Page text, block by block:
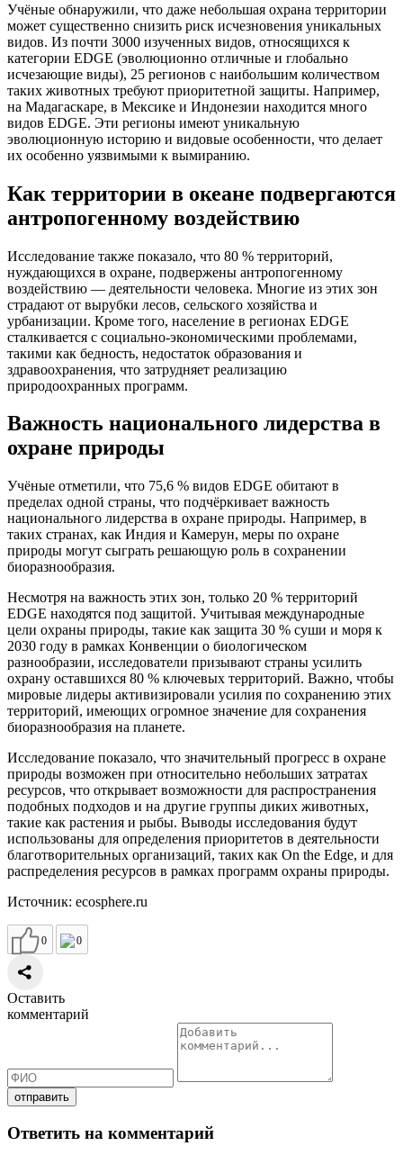
Учёные обнаружили, что даже небольшая охрана территории
может существенно снизить риск исчезновения уникальных
видов. Из почти 3000 изученных видов, относящихся к
категории EDGE (эволюционно отличные и глобально
исчезающие виды), 25 регионов с наибольшим количеством
таких животных требуют приоритетной защиты. Например,
на Мадагаскаре, в Мексике и Индонезии находится много
видов EDGE. Эти регионы имеют уникальную
эволюционную историю и видовые особенности, что делает
их особенно уязвимыми к вымиранию.
Как территории в океане подвергаются
антропогенному воздействию
Исследование также показало, что 80 % территорий,
нуждающихся в охране, подвержены антропогенному
воздействию — деятельности человека. Многие из этих зон
страдают от вырубки лесов, сельского хозяйства и
урбанизации. Кроме того, население в регионах EDGE
сталкивается с социально-экономическими проблемами,
такими как бедность, недостаток образования и
здравоохранения, что затрудняет реализацию
природоохранных программ.
Важность национального лидерства в
охране природы
Учёные отметили, что 75,6 % видов EDGE обитают в
пределах одной страны, что подчёркивает важность
национального лидерства в охране природы. Например, в
таких странах, как Индия и Камерун, меры по охране
природы могут сыграть решающую роль в сохранении
биоразнообразия.
Несмотря на важность этих зон, только 20 % территорий
EDGE находятся под защитой. Учитывая международные
цели охраны природы, такие как защита 30 % суши и моря к
2030 году в рамках Конвенции о биологическом
разнообразии, исследователи призывают страны усилить
охрану оставшихся 80 % ключевых территорий. Важно, чтобы
мировые лидеры активизировали усилия по сохранению этих
территорий, имеющих огромное значение для сохранения
биоразнообразия на планете.
Исследование показало, что значительный прогресс в охране
природы возможен при относительно небольших затратах
ресурсов, что открывает возможности для распространения
подобных подходов и на другие группы диких животных,
такие как растения и рыбы. Выводы исследования будут
использованы для определения приоритетов в деятельности
благотворительных организаций, таких как On the Edge, и для
распределения ресурсов в рамках программ охраны природы.
Источник: ecosphere.ru
0 0
Оставить
комментарий
Ответить на комментарий